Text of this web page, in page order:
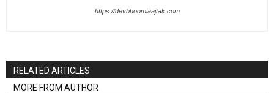
https://devbhoomiaajtak.com
RELATED ARTICLES
MORE FROM AUTHOR